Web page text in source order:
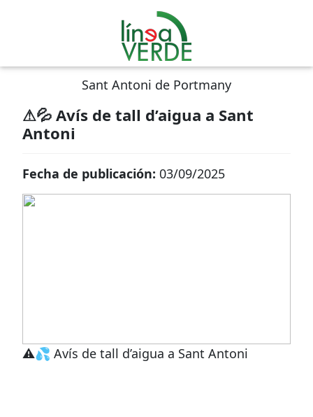
Sant Antoni de Portmany
⚠💦 Avís de tall d’aigua a Sant
Antoni
Fecha de publicación: 03/09/2025
⚠💦 Avís de tall d’aigua a Sant Antoni